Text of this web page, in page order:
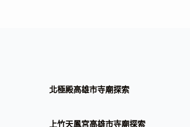
北極殿高雄市寺廟探索
上竹天鳳宮高雄市寺廟探索